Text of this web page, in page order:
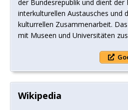
der Bundesrepublik und dient der
interkulturellen Austausches und
kulturrellen Zusammenarbeit.
mit Museen und Universitäten
Wikipedia